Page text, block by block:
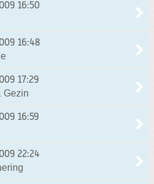
16:50
16:48
17:29
Gezin
16:59
22:24